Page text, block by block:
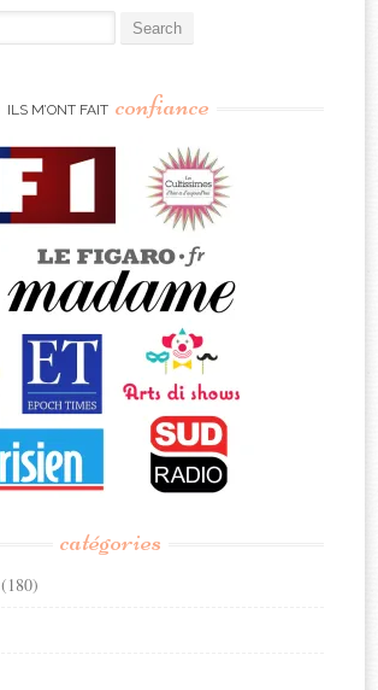
ILS M’ONT FAIT confiance
catégories
(180)